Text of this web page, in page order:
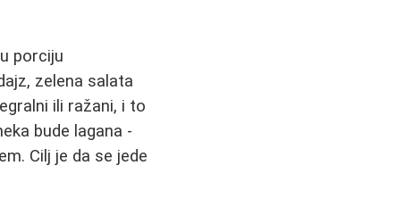
porciju
zelena salata
ili ražani, i to
bude lagana -
Cilj je da se jede